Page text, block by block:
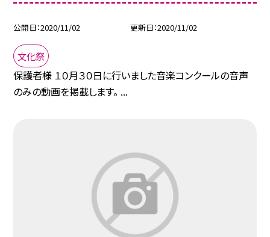
公開日 2020/11/02 更新日 2020/11/02
文化祭
保護者様 １０月３０日に行いました音楽コンクールの音声
のみの動画を掲載します。 ...